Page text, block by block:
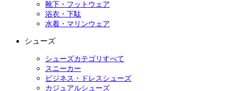
靴下・フットウェア
浴衣・下駄
水着・マリンウェア
シューズ
シューズカテゴリすべて
スニーカー
ビジネス・ドレスシューズ
カジュアルシューズ